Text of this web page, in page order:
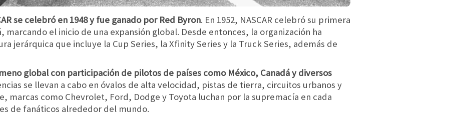
se celebró en 1948 y fue ganado por Red Byron. En 1952, NASCAR celebró su primera
marcando el inicio de una expansión global. Desde entonces, la organización ha
jerárquica que incluye la Cup Series, la Xfinity Series y la Truck Series, además de
global con participación de pilotos de países como México, Canadá y diversos
se llevan a cabo en óvalos de alta velocidad, pistas de tierra, circuitos urbanos y
marcas como Chevrolet, Ford, Dodge y Toyota luchan por la supremacía en cada
de fanáticos alrededor del mundo.